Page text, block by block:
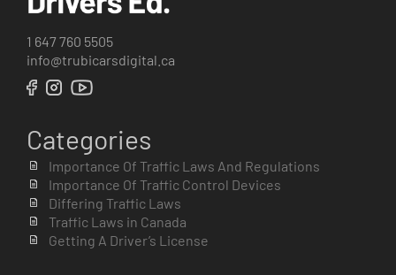
1 647 760 5505
info@trubicarsdigital.ca
Categories
Importance Of Traffic Laws And Regulations
Importance Of Traffic Control Devices
Differing Traffic Laws
Traffic Laws in Canada
Getting A Driver’s License